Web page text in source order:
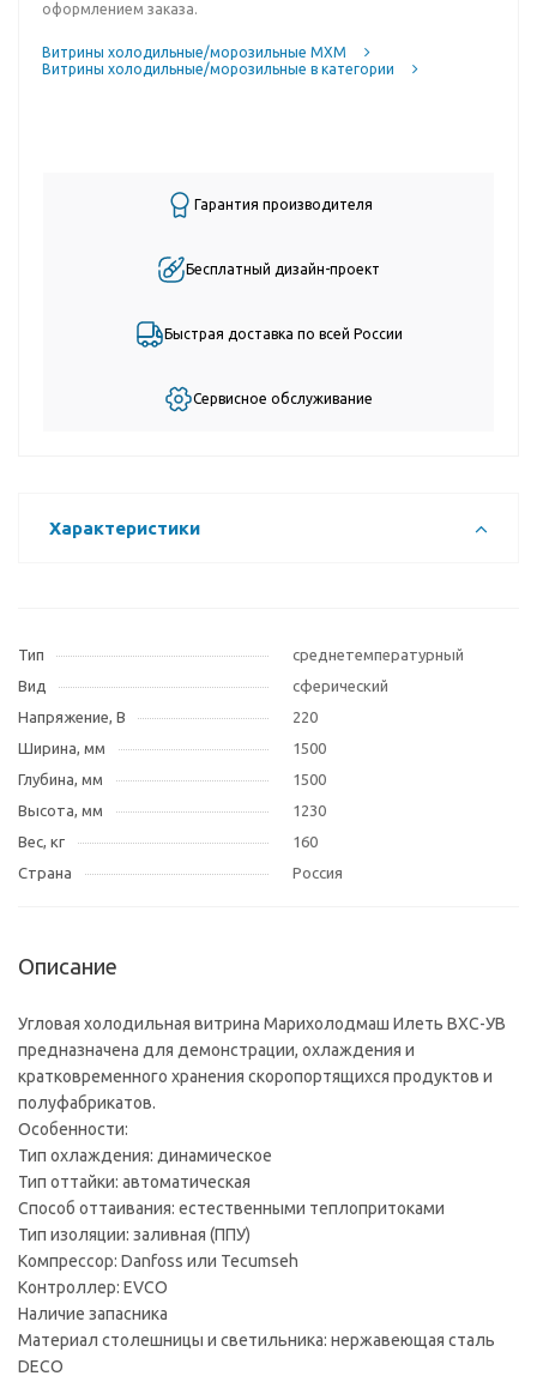
оформлением заказа.
Витрины холодильные/морозильные МХМ
Витрины холодильные/морозильные в категории
Гарантия производителя
Бесплатный дизайн-проект
Быстрая доставка по всей России
Сервисное обслуживание
Характеристики
Тип
среднетемпературный
Вид
сферический
Напряжение, В
220
Ширина, мм
1500
Глубина, мм
1500
Высота, мм
1230
Вес, кг
160
Страна
Россия
Описание
Угловая холодильная витрина Марихолодмаш Илеть ВХС-УВ
предназначена для демонстрации, охлаждения и
кратковременного хранения скоропортящихся продуктов и
полуфабрикатов.
Особенности:
Тип охлаждения: динамическое
Тип оттайки: автоматическая
Способ оттаивания: естественными теплопритоками
Тип изоляции: заливная (ППУ)
Компрессор: Danfoss или Tecumseh
Контроллер: EVCO
Наличие запасника
Материал столешницы и светильника: нержавеющая сталь
DECO